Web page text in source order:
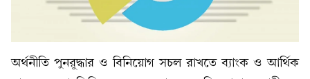
অর্থনীতি পুনরুদ্ধার ও বিনিয়োগ সচল রাখতে ব্যাংক ও আর্থিক